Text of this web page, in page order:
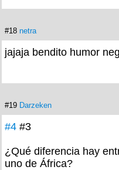
#18 netra
jajaja bendito humor
#19 Darzeken
#4 #3
¿Qué diferencia hay
uno de África?